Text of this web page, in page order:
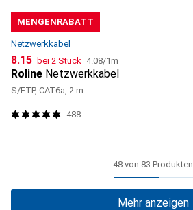
MENGENRABATT
Netzwerkkabel
CHF
8.15 bei 2 Stück CHF
4.08/1m
Roline Netzwerkkabel
S/FTP, CAT6a, 2 m
488
48 von 83 Produkten
Mehr anzeigen